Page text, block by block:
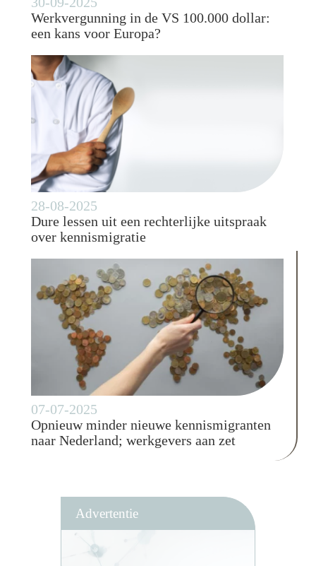
Werkvergunning in de VS 100.000 dollar:
een kans voor Europa?
28-08-2025
Dure lessen uit een rechterlijke uitspraak
over kennismigratie
07-07-2025
Opnieuw minder nieuwe kennismigranten
naar Nederland; werkgevers aan zet
Advertentie